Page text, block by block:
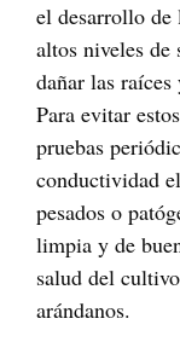
el desarrollo de
altos niveles de
dañar las
Para evitar
pruebas
conductividad
pesados o
limpia y de
salud del
arándanos.